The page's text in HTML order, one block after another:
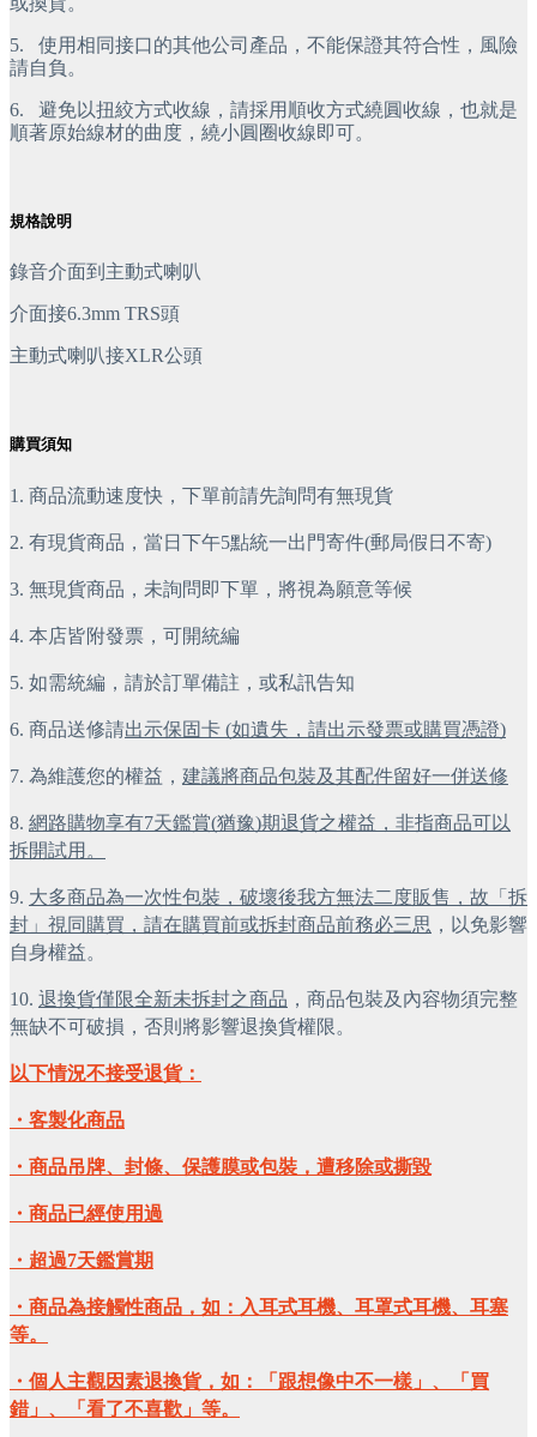
5.
使用相同接口的其他公司產品，不能保證其符合性，風險
請自負。
6.
避免以扭絞方式收線，請採用順收方式繞圓收線，也就是
順著原始線材的曲度，繞小圓圈收線即可。
規格說明
錄音介面到主動式喇叭
介面接6.3mm TRS頭
主動式喇叭接XLR公頭
購買須知
1. 商品流動速度快，下單前請先詢問有無現貨
2. 有現貨商品，當日下午5點統一出門寄件(郵局假日不寄)
3. 無現貨商品，未詢問即下單，將視為願意等候
4. 本店皆附發票，可開統編
5. 如需統編，請於訂單備註，或私訊告知
6. 商品送修請出示保固卡 (如遺失，請出示發票或購買憑證)
7. 為維護您的權益， 建議將商品包裝及其配件留好一併送修
8. 網路購物享有7天鑑賞(猶豫)期退貨之權益，非指商品可以
拆開試用。
9. 大多商品為一次性包裝，破壞後我方無法二度販售，故「拆
封」視同購買，請在購買前或拆封商品前務必三思 ，以免影響
自身權益。
10. 退換貨僅限全新未拆封之商品 ，商品包裝及內容物須完整
無缺不可破損，否則將影響退換貨權限。
以下情況不接受退貨：
・客製化商品
・商品吊牌、封條、保護膜或包裝，遭移除或撕毀
・商品已經使用過
・超過7天鑑賞期
・商品為接觸性商品，如：入耳式耳機、耳罩式耳機、耳塞
等。
・個人主觀因素退換貨，如：「跟想像中不一樣」、「買
錯」、「看了不喜歡」等。